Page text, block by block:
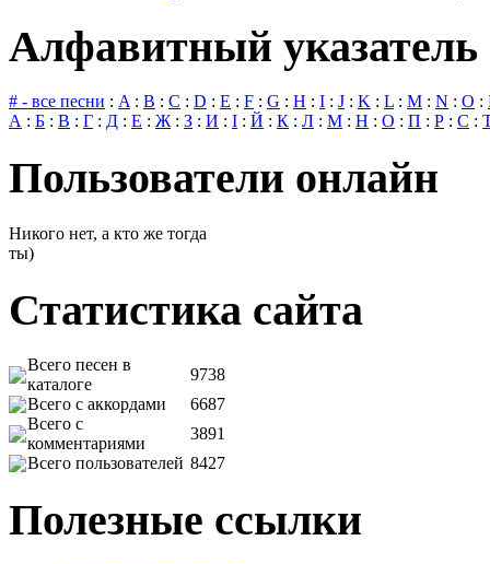
Алфавитный указатель
# - все песни : A : B : C : D : E : F : G : H : I : J : K : L : M : N : O :
А : Б : В : Г : Д : Е : Ж : З : И : І : Й : К : Л : М : Н : О : П : Р : С :
Пользователи онлайн
Никого нет, а кто же тогда
ты)
Статистика сайта
Всего песен в
каталоге
9738
Всего с аккордами
6687
Всего с
комментариями
3891
Всего пользователей 8427
Полезные ссылки